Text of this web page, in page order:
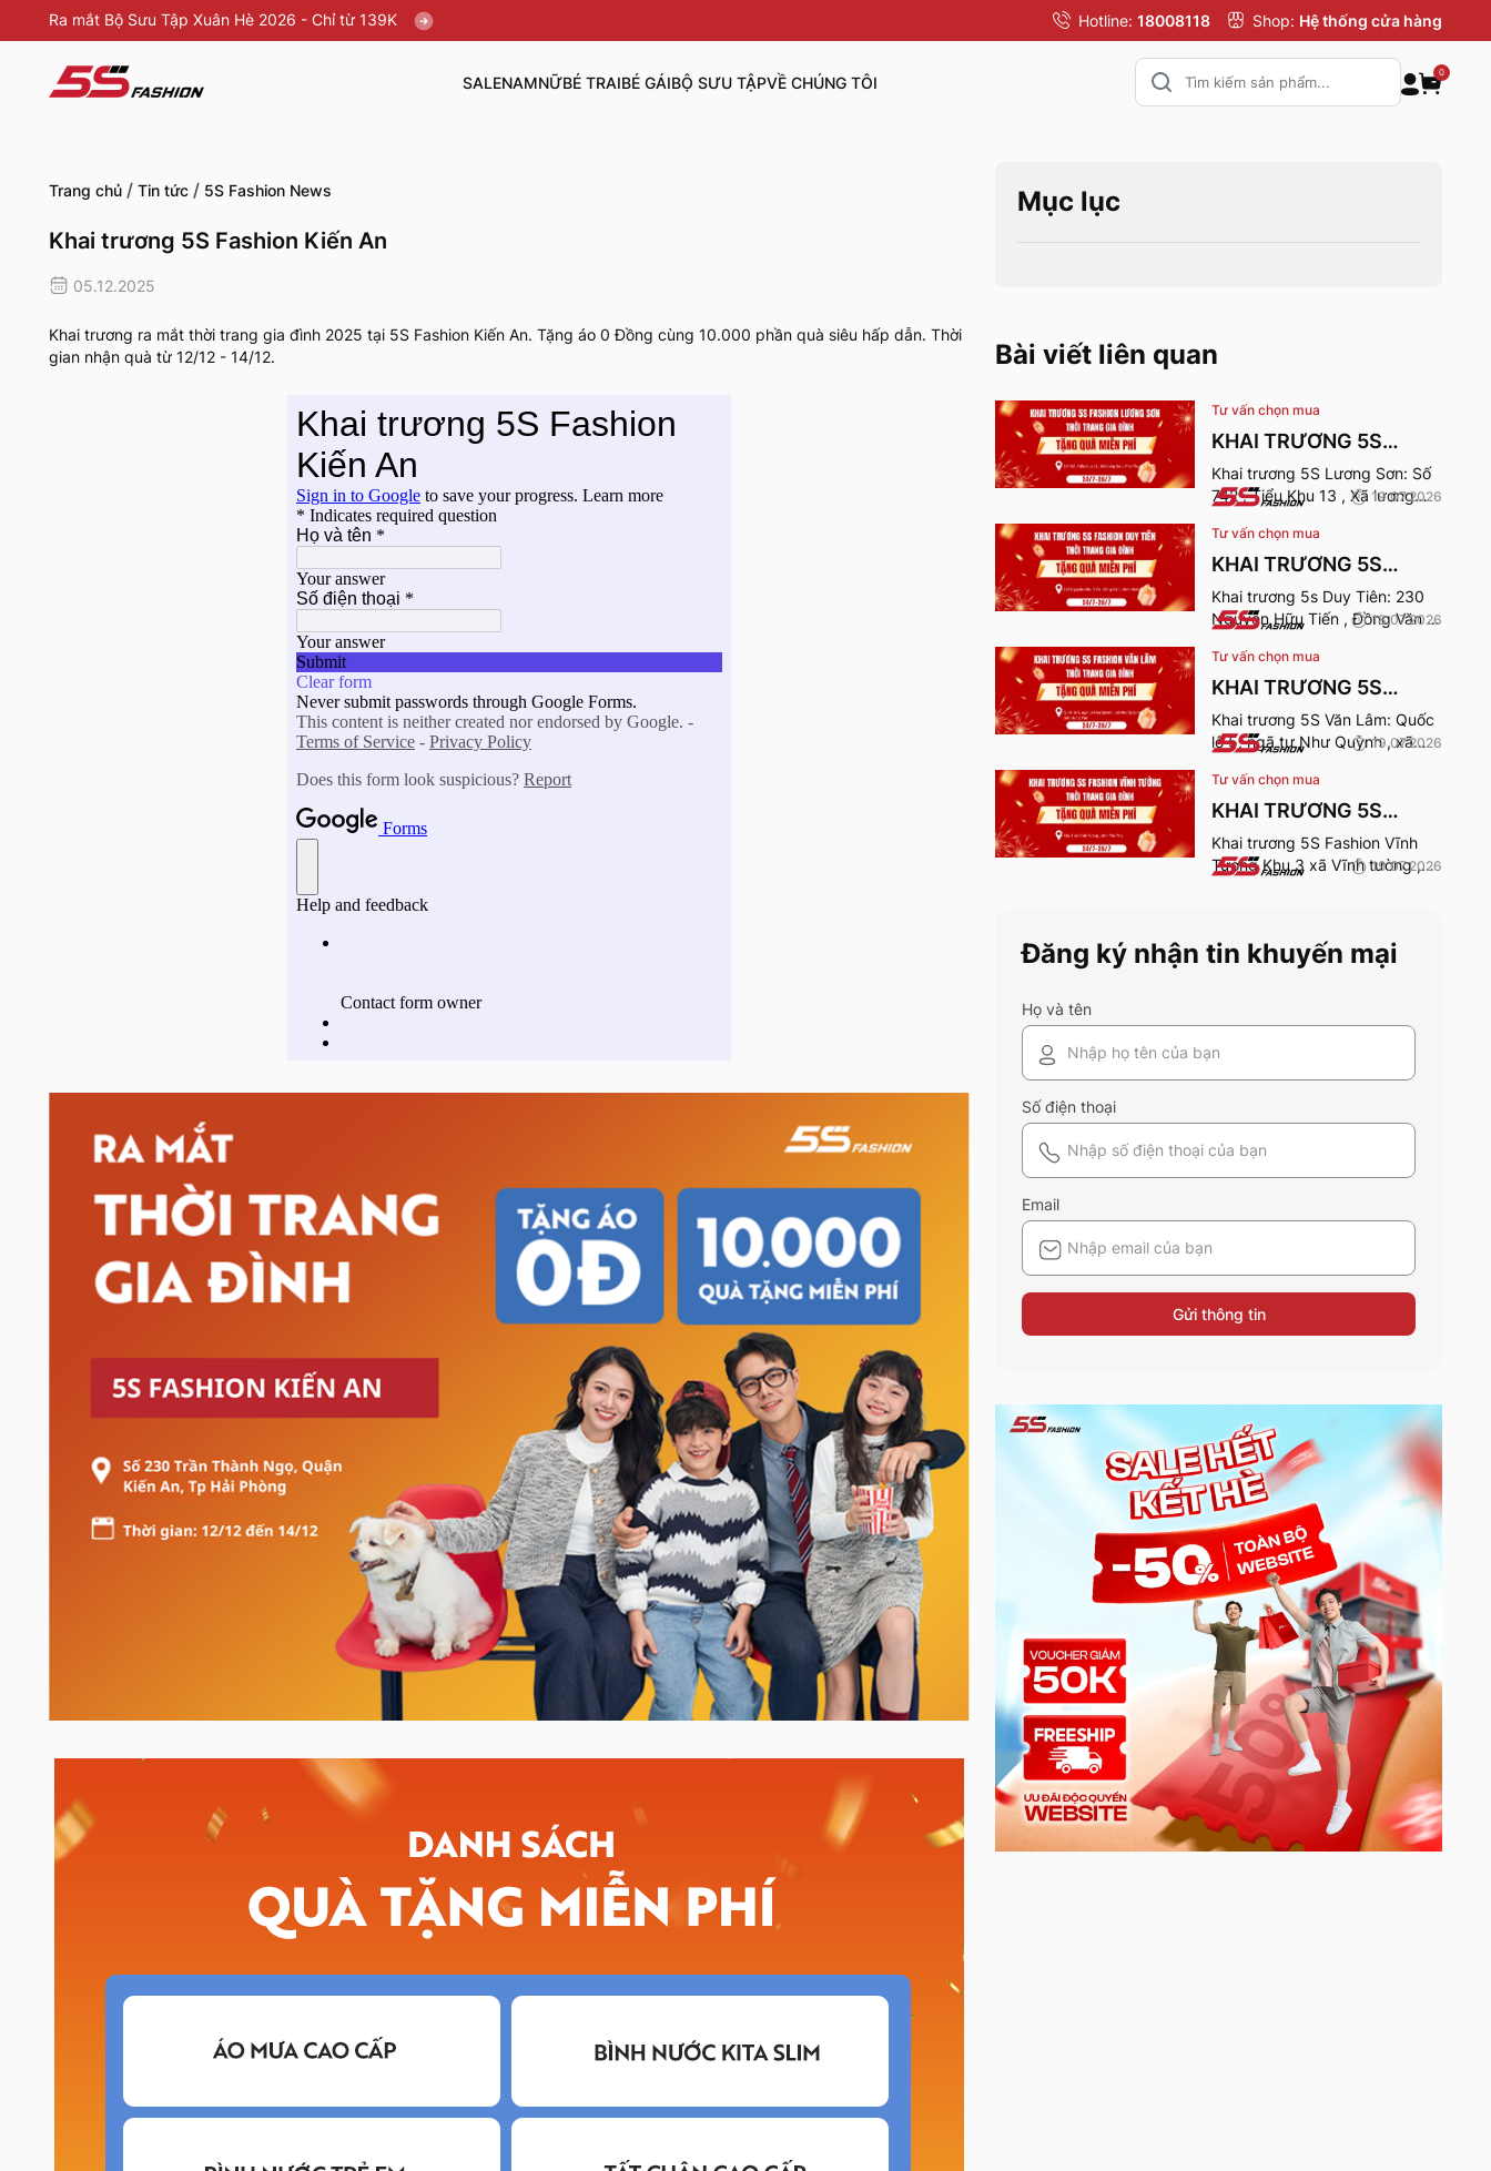
Ra mắt Bộ Sưu Tập Xuân Hè 2026 - Chỉ từ 139K Hotline: 18008118 Shop: Hệ thống cửa hàng
SALENAMNỮBÉ TRAIBÉ GÁIBỘ SƯU TẬPVỀ CHÚNG TÔI
0
Trang chủ / Tin tức / 5S Fashion News
Khai trương 5S Fashion Kiến An
05.12.2025
Khai trương ra mắt thời trang gia đình 2025 tại 5S Fashion Kiến An. Tặng áo 0 Đồng cùng 10.000 phần quà siêu hấp dẫn. Thời
gian nhận quà từ 12/12 - 14/12.
Mục lục
Bài viết liên quan
Tư vấn chọn mua
KHAI TRƯƠNG 5S
FASHION LƯƠNG SƠN
Khai trương 5S Lương Sơn: Số
742 , Tiểu Khu 13 , Xã lương
quà từ 24-26/7/2026.
19.07.2026
Tư vấn chọn mua
KHAI TRƯƠNG 5S
FASHION DUY TIÊN
Khai trương 5s Duy Tiên: 230
Nguyễn Hữu Tiến , Đồng Văn ,
từ 24-26/7/2026.
18.07.2026
Tư vấn chọn mua
KHAI TRƯƠNG 5S
FASHION VĂN LÂM
Khai trương 5S Văn Lâm: Quốc
lộ 5, ngã tư Như Quỳnh , xã
gian nhận quà từ 24-
26/7/2026.
19.07.2026
Tư vấn chọn mua
KHAI TRƯƠNG 5S
FASHION VĨNH TƯỜNG
Khai trương 5S Fashion Vĩnh
Tường Khu 3 xã Vĩnh tường ,
19.07.2026
Đăng ký nhận tin khuyến mại
Họ và tên
Số điện thoại
Email
Gửi thông tin